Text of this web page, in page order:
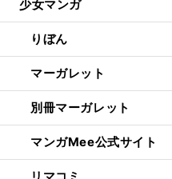
少女マンガ
りぼん
マーガレット
別冊マーガレット
マンガMee公式サイト